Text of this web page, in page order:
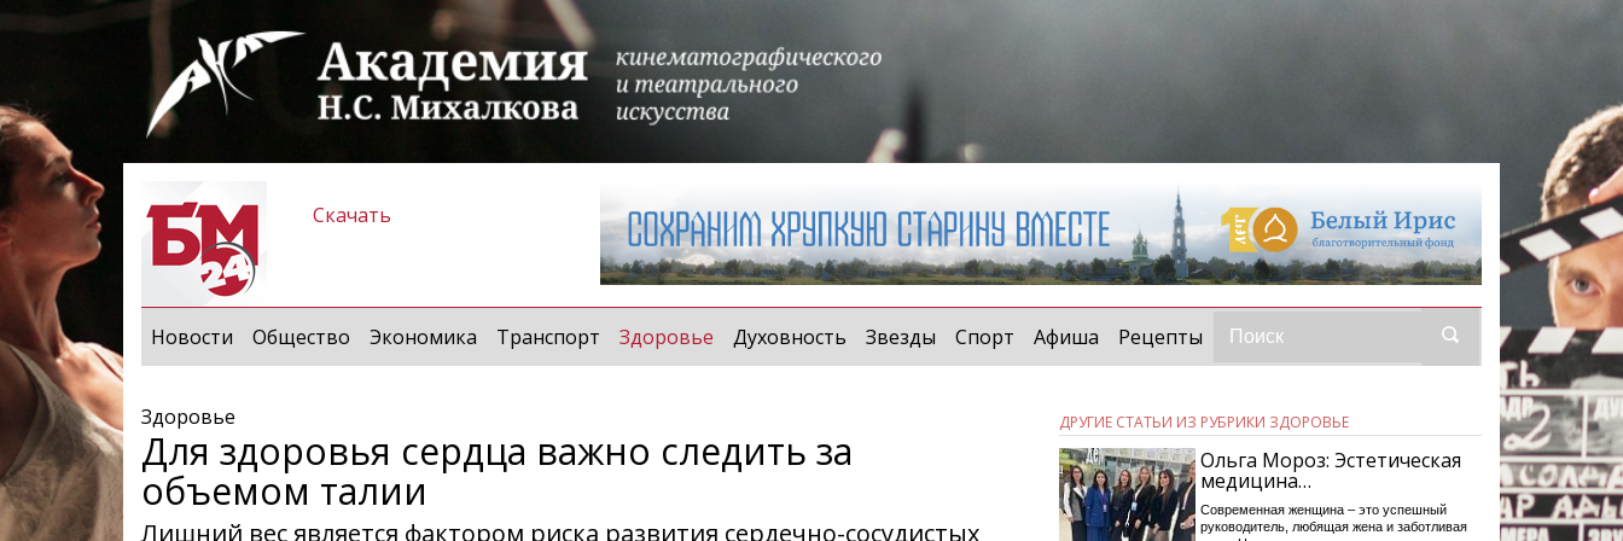
Скачать
Новости Общество Экономика Транспорт Здоровье (current)
Духовность Звезды Спорт Афиша Рецепты
Здоровье
Для здоровья сердца важно следить за
объемом талии
Лишний вес является фактором риска развития сердечно-сосудистых
ДРУГИЕ СТАТЬИ ИЗ РУБРИКИ ЗДОРОВЬЕ
Ольга Мороз: Эстетическая
медицина…
Современная женщина – это успешный
руководитель, любящая жена и заботливая